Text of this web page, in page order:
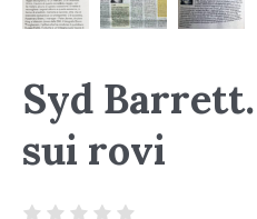
Syd
sui rovi